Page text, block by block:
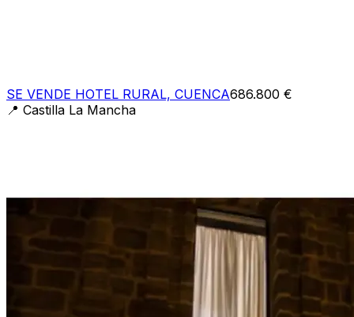
SE VENDE HOTEL RURAL, CUENCA686.800 €
📍 Castilla La Mancha